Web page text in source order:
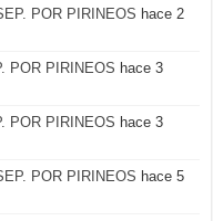
POR PIRINEOS hace 2
POR PIRINEOS hace 3
POR PIRINEOS hace 3
POR PIRINEOS hace 5